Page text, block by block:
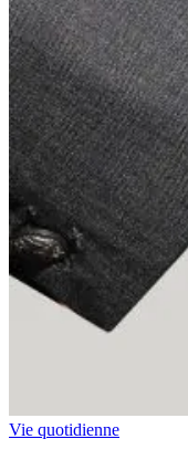
Vie quotidienne